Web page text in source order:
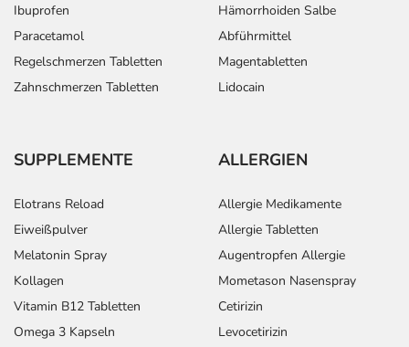
Ibuprofen
Paracetamol
Regelschmerzen Tabletten
Zahnschmerzen Tabletten
Hämorrhoiden Salbe
Abführmittel
Magentabletten
Lidocain
SUPPLEMENTE
Elotrans Reload
Eiweißpulver
Melatonin Spray
Kollagen
Vitamin B12 Tabletten
Omega 3 Kapseln
ALLERGIEN
Allergie Medikamente
Allergie Tabletten
Augentropfen Allergie
Mometason Nasenspray
Cetirizin
Levocetirizin